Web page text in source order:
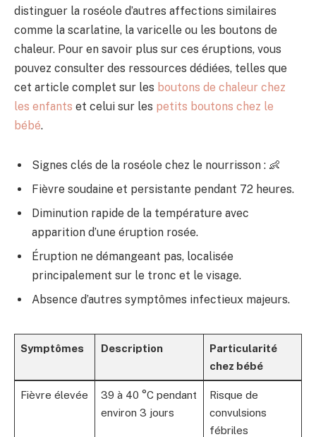
distinguer la roséole d’autres affections similaires
comme la scarlatine, la varicelle ou les boutons de
chaleur. Pour en savoir plus sur ces éruptions, vous
pouvez consulter des ressources dédiées, telles que
cet article complet sur les boutons de chaleur chez
les enfants et celui sur les petits boutons chez le
bébé.
Signes clés de la roséole chez le nourrisson : 👶
Fièvre soudaine et persistante pendant 72 heures.
Diminution rapide de la température avec
apparition d’une éruption rosée.
Éruption ne démangeant pas, localisée
principalement sur le tronc et le visage.
Absence d’autres symptômes infectieux majeurs.
Symptômes Description
Particularité
chez bébé
Fièvre élevée
39 à 40 °C pendant
environ 3 jours
Risque de
convulsions
fébriles